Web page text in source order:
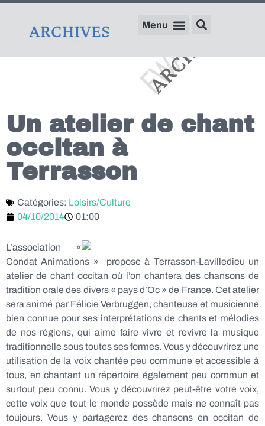
Un atelier de chant
occitan à
Terrasson
Catégories: Loisirs/Culture
04/10/2014
01:00
L’association «
Condat Animations » propose à Terrasson-Lavilledieu un
atelier de chant occitan où l’on chantera des chansons de
tradition orale des divers « pays d’Oc » de France. Cet atelier
sera animé par Félicie Verbruggen, chanteuse et musicienne
bien connue pour ses interprétations de chants et mélodies
de nos régions, qui aime faire vivre et revivre la musique
traditionnelle sous toutes ses formes. Vous y découvrirez une
utilisation de la voix chantée peu commune et accessible à
tous, en chantant un répertoire également peu commun et
surtout peu connu. Vous y découvrirez peut-être votre voix,
cette voix que tout le monde possède mais ne connaît pas
toujours. Vous y partagerez des chansons en occitan de